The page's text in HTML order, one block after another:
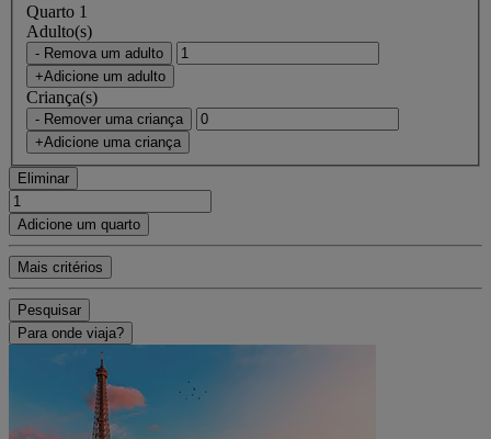
Quarto 1
Adulto(s)
- Remova um adulto
+Adicione um adulto
Criança(s)
- Remover uma criança
+Adicione uma criança
Eliminar
Adicione um quarto
Mais critérios
Pesquisar
Para onde viaja?